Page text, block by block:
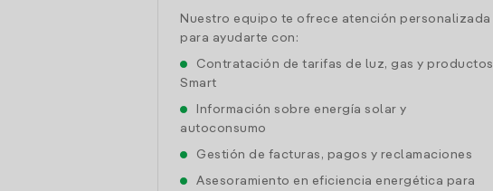
Nuestro equipo te ofrece atención personalizada
para ayudarte con:
Contratación de tarifas de luz, gas y productos
Smart
Información sobre energía solar y
autoconsumo
Gestión de facturas, pagos y reclamaciones
Asesoramiento en eficiencia energética para